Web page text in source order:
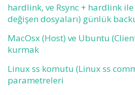
hardlink, ve Rsync + hardlink
değişen dosyaları) günlük
MacOsx (Host) ve Ubuntu
kurmak
Linux ss komutu (Linux ss
parametreleri